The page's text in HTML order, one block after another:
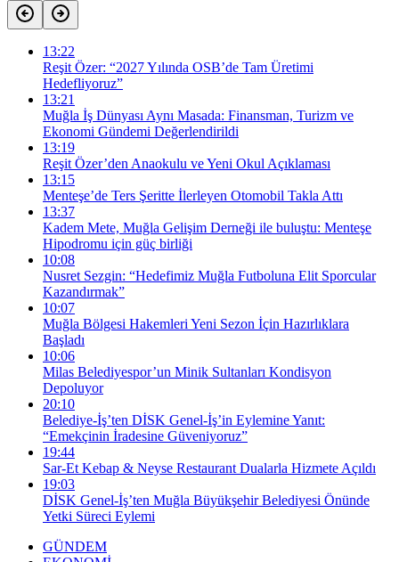
13:22
Reşit Özer: “2027 Yılında OSB’de Tam Üretimi
Hedefliyoruz”
13:21
Muğla İş Dünyası Aynı Masada: Finansman, Turizm ve
Ekonomi Gündemi Değerlendirildi
13:19
Reşit Özer’den Anaokulu ve Yeni Okul Açıklaması
13:15
Menteşe’de Ters Şeritte İlerleyen Otomobil Takla Attı
13:37
Kadem Mete, Muğla Gelişim Derneği ile buluştu: Menteşe
Hipodromu için güç birliği
10:08
Nusret Sezgin: “Hedefimiz Muğla Futboluna Elit Sporcular
Kazandırmak”
10:07
Muğla Bölgesi Hakemleri Yeni Sezon İçin Hazırlıklara
Başladı
10:06
Milas Belediyespor’un Minik Sultanları Kondisyon
Depoluyor
20:10
Belediye-İş’ten DİSK Genel-İş’in Eylemine Yanıt:
“Emekçinin İradesine Güveniyoruz”
19:44
Sar-Et Kebap & Neyse Restaurant Dualarla Hizmete Açıldı
19:03
DİSK Genel-İş’ten Muğla Büyükşehir Belediyesi Önünde
Yetki Süreci Eylemi
GÜNDEM